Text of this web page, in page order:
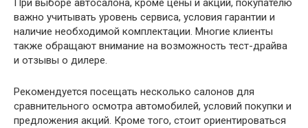
При выборе автосалона, кроме цены и акций, покупателю
важно учитывать уровень сервиса, условия гарантии и
наличие необходимой комплектации. Многие клиенты
также обращают внимание на возможность тест-драйва
и отзывы о дилере.
Рекомендуется посещать несколько салонов для
сравнительного осмотра автомобилей, условий покупки и
предложения акций. Кроме того, стоит ориентироваться